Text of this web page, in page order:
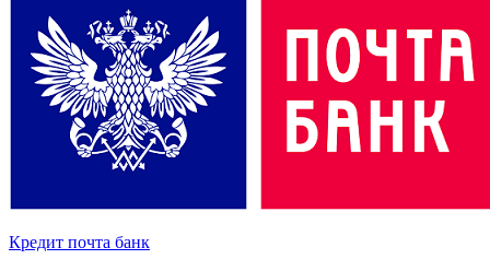
Кредит почта банк